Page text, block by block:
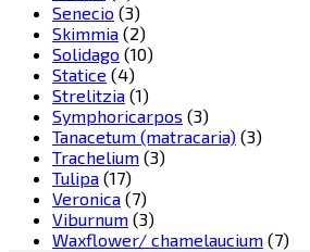
Senecio (3)
Skimmia (2)
Solidago (10)
Statice (4)
Strelitzia (1)
Symphoricarpos (3)
Tanacetum (matracaria) (3)
Trachelium (3)
Tulipa (17)
Veronica (7)
Viburnum (3)
Waxflower/ chamelaucium (7)